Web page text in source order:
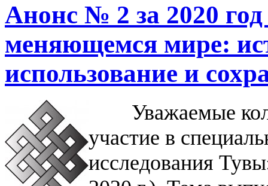
Анонс № 2 за 2020
меняющемся мире:
использование и
Уважаемые
участие в
исследования